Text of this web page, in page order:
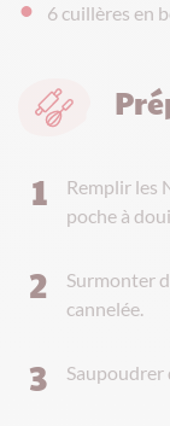
6 cuillères en
Remplir les
poche à
Surmonter
cannelée.
Saupoudrer